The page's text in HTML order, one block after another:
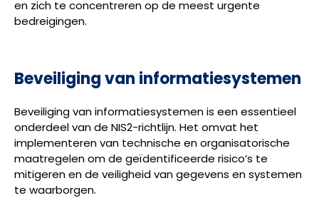
en zich te concentreren op de meest urgente
bedreigingen.
Beveiliging van informatiesystemen
Beveiliging van informatiesystemen is een essentieel
onderdeel van de NIS2-richtlijn. Het omvat het
implementeren van technische en organisatorische
maatregelen om de geïdentificeerde risico’s te
mitigeren en de veiligheid van gegevens en systemen
te waarborgen.